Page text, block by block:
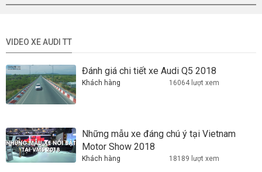
VIDEO XE AUDI TT
Đánh giá chi tiết xe Audi Q5 2018
Khách hàng 16064 lượt xem
Những mẫu xe đáng chú ý tại Vietnam
Motor Show 2018
Khách hàng 18189 lượt xem